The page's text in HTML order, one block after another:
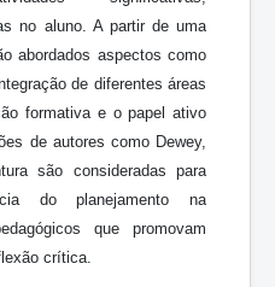
no aluno. A partir de uma
abordados aspectos como
de diferentes áreas
formativa e o papel ativo
de autores como Dewey,
são consideradas para
do planejamento na
que promovam
crítica.